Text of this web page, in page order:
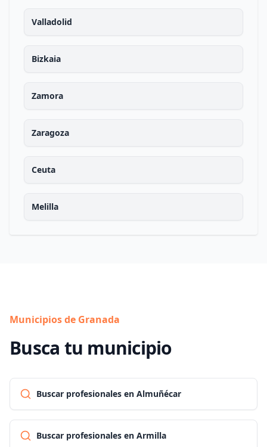
Valladolid
Bizkaia
Zamora
Zaragoza
Ceuta
Melilla
Municipios de Granada
Busca tu municipio
Buscar profesionales en Almuñécar
Buscar profesionales en Armilla